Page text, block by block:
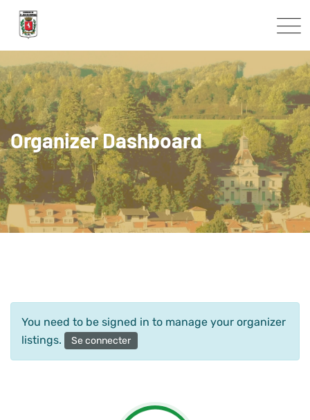
Skip
Organizer Dashboard
You need to be signed in to manage your organizer
listings.
Se connecter